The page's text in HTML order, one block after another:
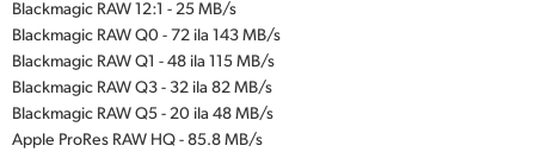
Blackmagic RAW 12:1 - 25 MB/s
Blackmagic RAW Q0 - 72 ila 143 MB/s
Blackmagic RAW Q1 - 48 ila 115 MB/s
Blackmagic RAW Q3 - 32 ila 82 MB/s
Blackmagic RAW Q5 - 20 ila 48 MB/s
Apple ProRes RAW HQ - 85.8 MB/s